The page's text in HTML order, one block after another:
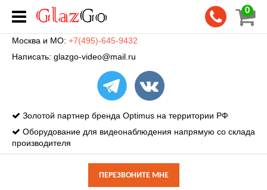
0
Москва и МО: +7(495)-645-9432
Написать: glazgo-video@mail.ru
Золотой партнер бренда Optimus на территории РФ
Оборудование для видеонаблюдения напрямую со склада
производителя
ПЕРЕЗВОНИТЕ МНЕ